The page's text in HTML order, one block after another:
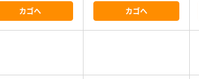
カゴへ カゴへ